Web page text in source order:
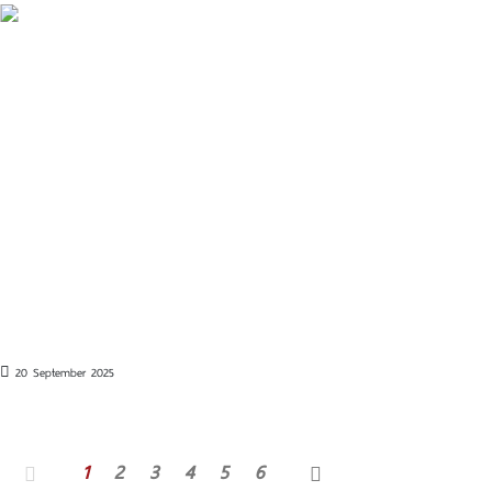
20 September 2025
1 2 3 4 5 6